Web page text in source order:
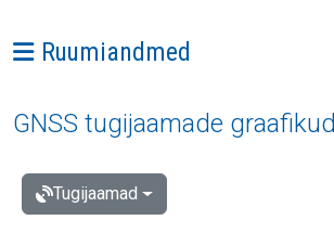
Ava menüü: Ruumiandmed
Ruumiandmed
GNSS tugijaamade graafikud
Tugijaamad